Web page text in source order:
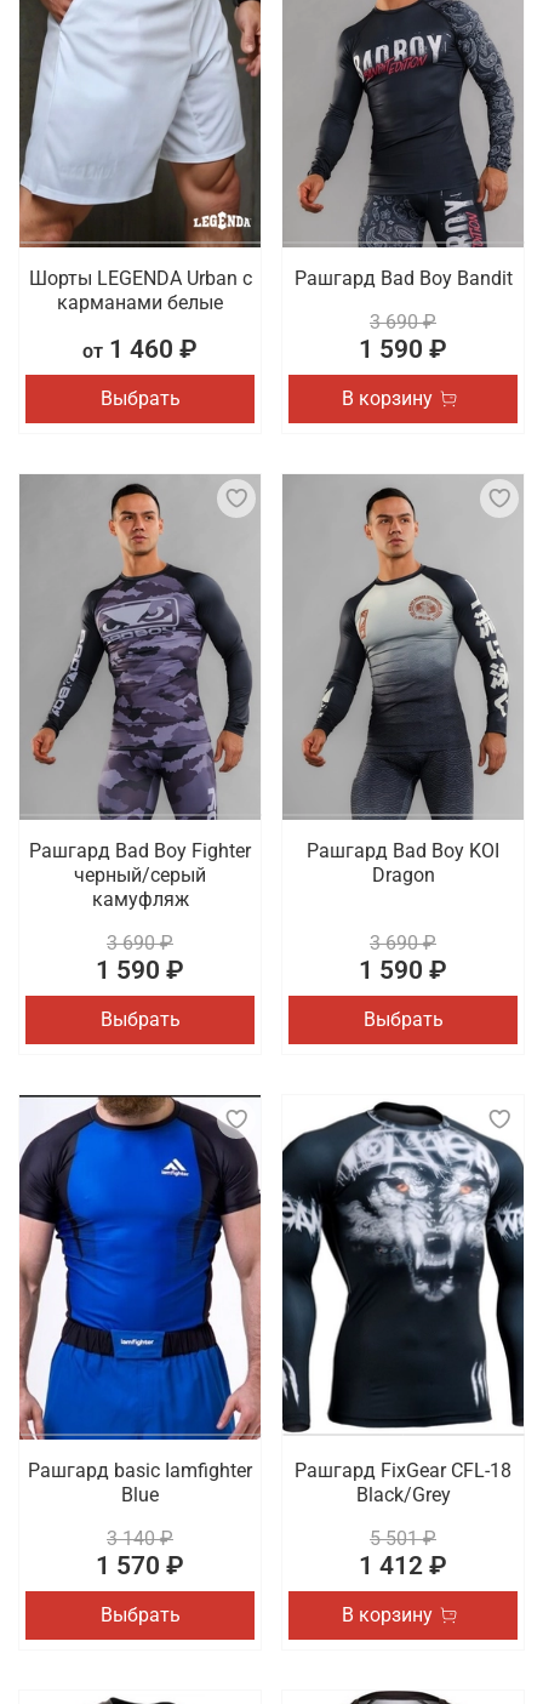
Шорты LEGENDA Urban c
карманами белые
от 1 460 ₽
Выбрать
Рашгард Bad Boy Bandit
3 690 ₽
1 590 ₽
В корзину
Рашгард Bad Boy Fighter
черный/серый
камуфляж
3 690 ₽
1 590 ₽
Выбрать
Рашгард Bad Boy KOI
Dragon
3 690 ₽
1 590 ₽
Выбрать
Рашгард basic Iamfighter
Blue
3 140 ₽
1 570 ₽
Выбрать
Рашгард FixGear CFL-18
Black/Grey
5 501 ₽
1 412 ₽
В корзину